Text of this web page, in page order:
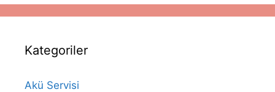
Kategoriler
Akü Servisi